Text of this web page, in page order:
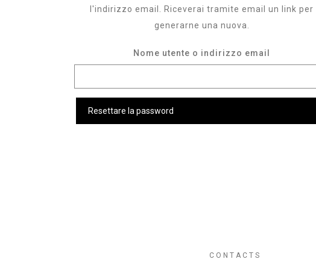
l'indirizzo email. Riceverai tramite email un link per
generarne una nuova.
Nome utente o indirizzo email
Resettare la password
CONTACTS